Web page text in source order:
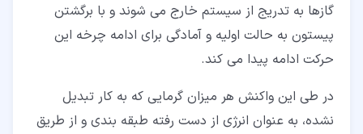
گازها به تدریج از سیستم خارج می شوند و با برگشتن
پیستون به حالت اولیه و آمادگی برای ادامه چرخه این
حرکت ادامه پیدا می کند.
در طی این واکنش هر میزان گرمایی که به کار تبدیل
نشده، به عنوان انرژی از دست رفته طبقه بندی و از طریق